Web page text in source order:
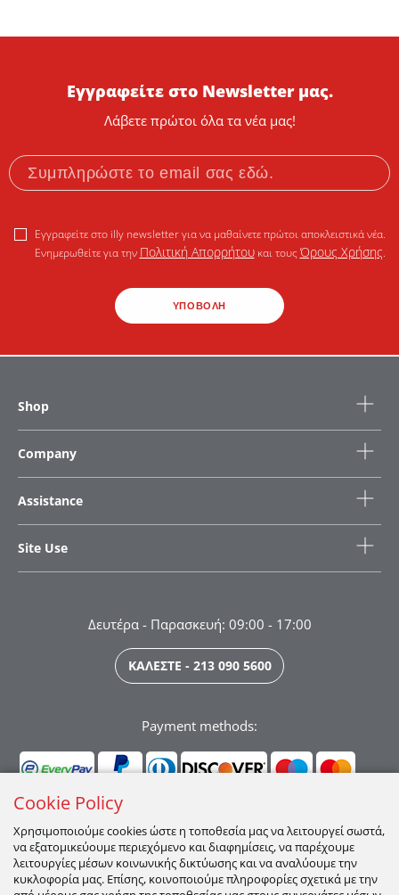
Εγγραφείτε στο Newsletter μας.
Λάβετε πρώτοι όλα τα νέα μας!
ΥΠΟΒΟΛΗ
Εγγραφείτε στο illy newsletter για να μαθαίνετε πρώτοι αποκλειστικά νέα.
Ενημερωθείτε για την Πολιτική Απορρήτουκαι τουςΌρους Χρήσης.
Shop
Company
Assistance
Site Use
Δευτέρα - Παρασκευή: 09:00 - 17:00
ΚΑΛΕΣΤΕ - 213 090 5600
Payment methods:
Ακολουθήστε μας:
Cookie Policy
Χρησιμοποιούμε cookies ώστε η τοποθεσία μας να λειτουργεί σωστά,
να εξατομικεύουμε περιεχόμενο και διαφημίσεις, να παρέχουμε
λειτουργίες μέσων κοινωνικής δικτύωσης και να αναλύουμε την
κυκλοφορία μας. Επίσης, κοινοποιούμε πληροφορίες σχετικά με την